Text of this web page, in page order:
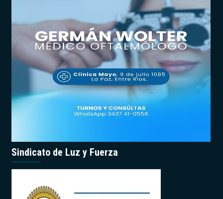
Sindicato de Luz y Fuerza